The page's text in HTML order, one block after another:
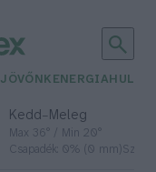
JÖVŐNK ENERGIA
Kedd– Meleg
Max 36° / Min 20°
Csapadék: 0% (0 mm)Szél: